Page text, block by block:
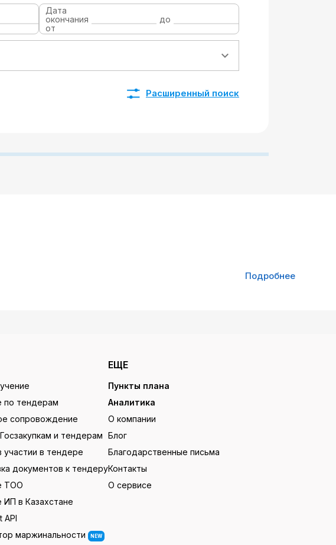
Дата
окончания
от
до
Расширенный поиск
Подробнее
по тендерам
сопровождение
и тендерам
в тендере
документов к тендеру
ТОО
ИП в Казахстане
API
маржинальности
NEW
ЕЩЕ
Пункты плана
Аналитика
О компании
Блог
Благодарственные письма
Контакты
О сервисе